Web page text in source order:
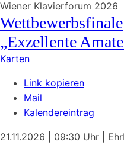
Wiener Klavierforum 2026
Wettbewerbsfinale
„Exzellente
Karten
Link kopieren
Mail
Kalendereintrag
21.11.2026 | 09:30 Uhr